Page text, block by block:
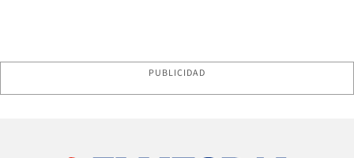
PUBLICIDAD